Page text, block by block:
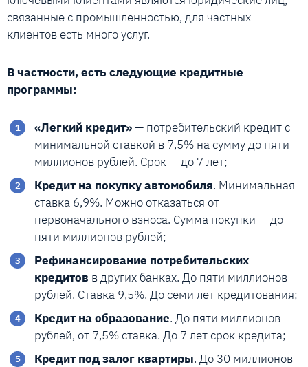
связанные с промышленностью, для частных
клиентов есть много услуг.
В частности, есть следующие кредитные
программы:
«Легкий кредит»— потребительский кредит с
минимальной ставкой в 7,5% на сумму до пяти
миллионов рублей. Срок — до 7 лет;
Кредит на покупку автомобиля. Минимальная
ставка 6,9%. Можно отказаться от
первоначального взноса. Сумма покупки — до
пяти миллионов рублей;
Рефинансирование потребительских
кредитов в других банках. До пяти миллионов
рублей. Ставка 9,5%. До семи лет кредитования;
Кредит на образование. До пяти миллионов
рублей, от 7,5% ставка. До 7 лет срок кредита;
Кредит под залог квартиры. До 30 миллионов